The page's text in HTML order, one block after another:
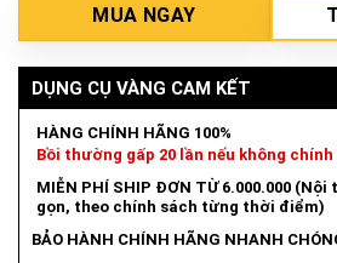
MUA NGAY
DỤNG CỤ VÀNG CAM KẾT
HÀNG CHÍNH HÃNG 100%
Bồi thường gấp 20 lần nếu không chính
MIỄN PHÍ SHIP ĐƠN TỪ 6.000.000
gọn, theo chính sách từng thời điểm)
BẢO HÀNH CHÍNH HÃNG NHANH